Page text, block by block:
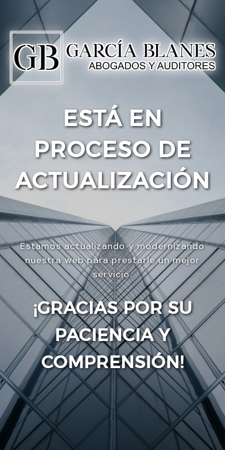
ESTÁ EN
PROCESO DE
ACTUALIZACIÓN
Estamos actualizando y modernizando
nuestra web para prestarle un mejor
servicio.
¡GRACIAS POR SU
PACIENCIA Y
COMPRENSIÓN!
Enviar